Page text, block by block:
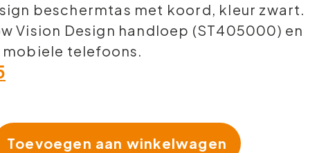
beschermtas met koord, kleur zwart.
Vision Design handloep (ST405000) en
telefoons.
Toevoegen aan winkelwagen